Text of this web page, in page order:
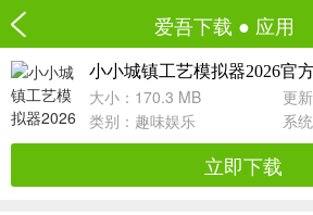
爱吾下载 ● 应用
小小城镇工艺模拟器2026官
大小：170.3 MB
更
类别： 趣味娱乐 系
立即下载